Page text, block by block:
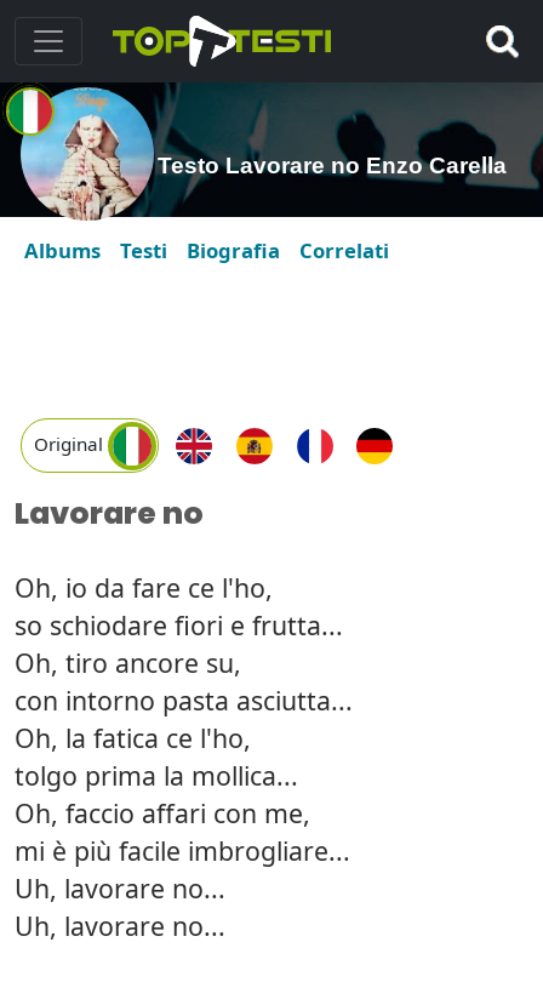
Testo Lavorare no Enzo Carella
Albums Testi Biografia Correlati
Original
Lavorare no
Oh, io da fare ce l'ho,
so schiodare fiori e frutta...
Oh, tiro ancore su,
con intorno pasta asciutta...
Oh, la fatica ce l'ho,
tolgo prima la mollica...
Oh, faccio affari con me,
mi è più facile imbrogliare...
Uh, lavorare no...
Uh, lavorare no...